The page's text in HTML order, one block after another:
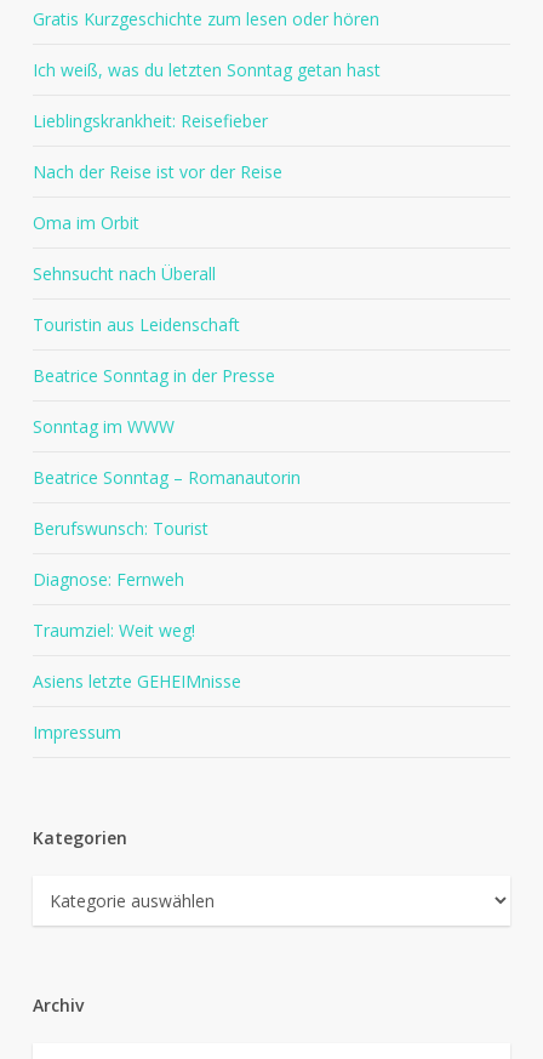
Gratis Kurzgeschichte zum lesen oder hören
Ich weiß, was du letzten Sonntag getan hast
Lieblingskrankheit: Reisefieber
Nach der Reise ist vor der Reise
Oma im Orbit
Sehnsucht nach Überall
Touristin aus Leidenschaft
Beatrice Sonntag in der Presse
Sonntag im WWW
Beatrice Sonntag – Romanautorin
Berufswunsch: Tourist
Diagnose: Fernweh
Traumziel: Weit weg!
Asiens letzte GEHEIMnisse
Impressum
Kategorien
Kategorien
Archiv